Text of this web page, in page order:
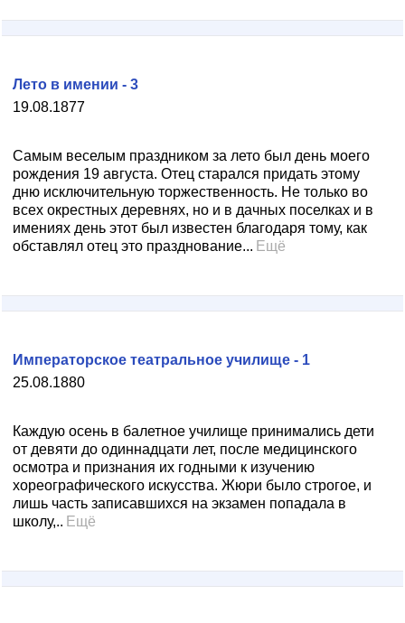
19.08.1877
Лето в имении - 3
Самым веселым праздником за лето был день моего
рождения 19 августа. Отец старался придать этому
дню исключительную торжественность. Не только во
всех окрестных деревнях, но и в дачных поселках и в
имениях день этот был известен благодаря тому, как
обставлял отец это празднование... Ещё
25.08.1880
Императорское театральное училище - 1
Каждую осень в балетное училище принимались дети
от девяти до одиннадцати лет, после медицинского
осмотра и признания их годными к изучению
хореографического искусства. Жюри было строгое, и
лишь часть записавшихся на экзамен попадала в
школу,.. Ещё